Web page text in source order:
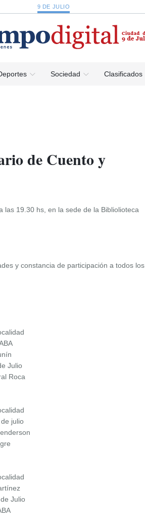
9 DE JULIO
Sociedad Clasificados
de Cuento y
19.30 hs, en la sede de la Bibliolioteca
y constancia de participación a todos los
Julio
Roca
julio
Julio